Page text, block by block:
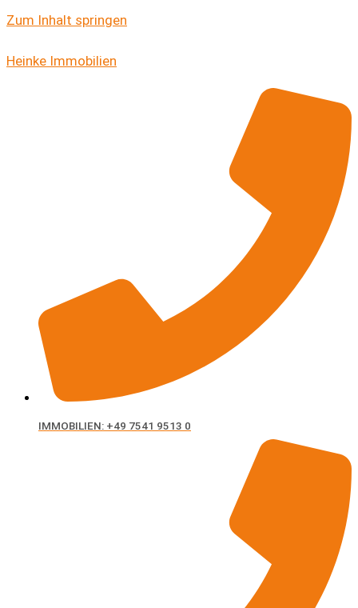
Zum Inhalt springen
Heinke Immobilien
IMMOBILIEN: +49 7541 9513 0